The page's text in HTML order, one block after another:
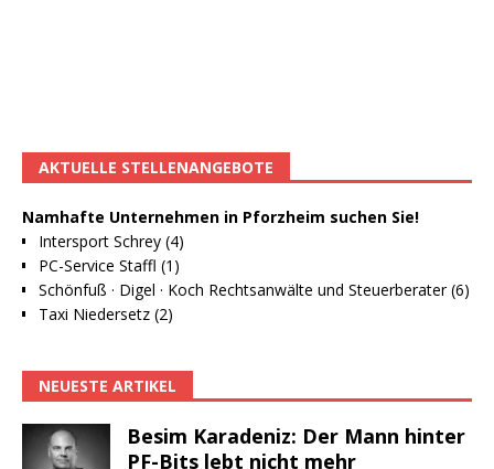
AKTUELLE STELLENANGEBOTE
Namhafte Unternehmen in Pforzheim suchen Sie!
Intersport Schrey (4)
PC-Service Staffl (1)
Schönfuß · Digel · Koch Rechtsanwälte und Steuerberater (6)
Taxi Niedersetz (2)
NEUESTE ARTIKEL
Besim Karadeniz: Der Mann hinter
PF-Bits lebt nicht mehr